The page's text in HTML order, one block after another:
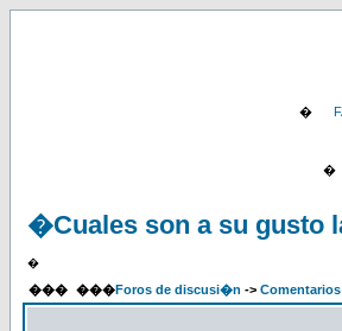
�
�
�Cuales son a su gusto
�
��� ���Foros de discusi�n -> Comentarios